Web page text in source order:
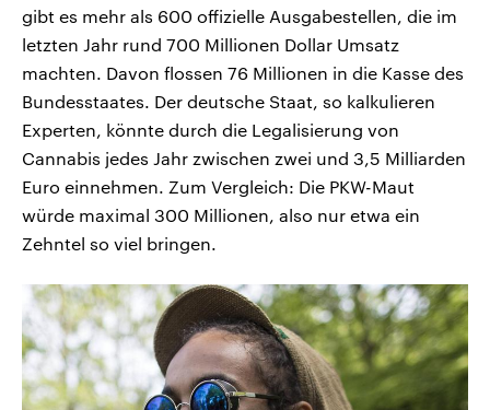
gibt es mehr als 600 offizielle Ausgabestellen, die im
letzten Jahr rund 700 Millionen Dollar Umsatz
machten. Davon flossen 76 Millionen in die Kasse des
Bundesstaates. Der deutsche Staat, so kalkulieren
Experten, könnte durch die Legalisierung von
Cannabis jedes Jahr zwischen zwei und 3,5 Milliarden
Euro einnehmen. Zum Vergleich: Die PKW-Maut
würde maximal 300 Millionen, also nur etwa ein
Zehntel so viel bringen.